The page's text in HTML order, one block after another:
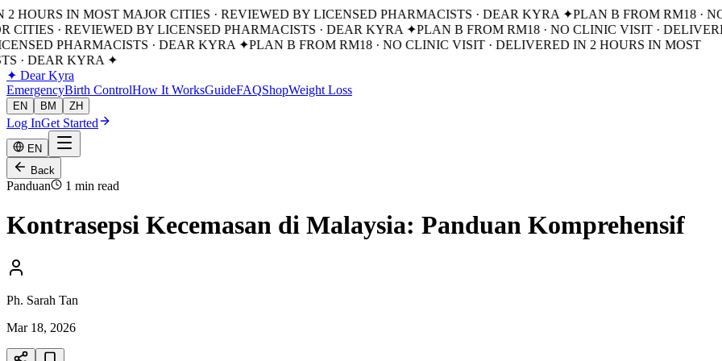
HOURS IN MOST MAJOR CITIES · REVIEWED BY LICENSED PHARMACISTS · DEAR KYRA ✦PLAN B FROM RM18 · NO
· REVIEWED BY LICENSED PHARMACISTS · DEAR KYRA ✦PLAN B FROM RM18 · NO CLINIC VISIT ·
PHARMACISTS · DEAR KYRA ✦PLAN B FROM RM18 · NO CLINIC VISIT · DELIVERED IN 2 HOURS IN MOST
· DEAR KYRA ✦
✦ Dear Kyra
EmergencyBirth ControlHow It WorksGuideFAQShopWeight Loss
EN BM ZH
Log InGet Started
EN
Back
Panduan 1 min read
Kontrasepsi Kecemasan di Malaysia: Panduan Komprehensif
Ph. Sarah Tan
Mar 18, 2026